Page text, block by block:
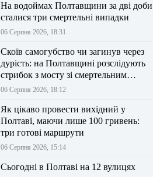
На водоймах Полтавщини за дві доби
сталися три смертельні випадки
06 Серпня 2026, 18:31
Скоїв самогубство чи загинув через
дурість: на Полтавщині розслідують
стрибок з мосту зі смертельним
результатом
06 Серпня 2026, 18:12
Як цікаво провести вихідний у
Полтаві, маючи лише 100 гривень:
три готові маршрути
06 Серпня 2026, 15:14
Сьогодні в Полтаві на 12 вулицях